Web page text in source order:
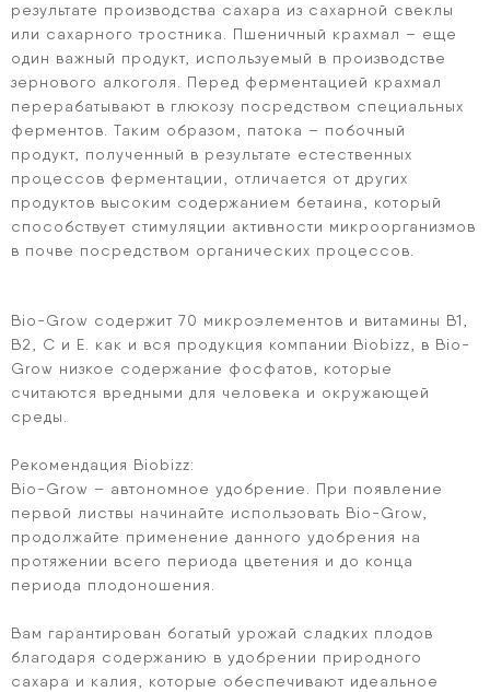
результате производства сахара из сахарной свеклы
или сахарного тростника. Пшеничный крахмал – еще
один важный продукт, используемый в производстве
зернового алкоголя. Перед ферментацией крахмал
перерабатывают в глюкозу посредством специальных
ферментов. Таким образом, патока – побочный
продукт, полученный в результате естественных
процессов ферментации, отличается от других
продуктов высоким содержанием бетаина, который
способствует стимуляции активности микроорганизмов
в почве посредством органических процессов.
Bio-Grow содержит 70 микроэлементов и витамины В1,
В2, С и Е. как и вся продукция компании Biobizz, в Bio-
Grow низкое содержание фосфатов, которые
считаются вредными для человека и окружающей
среды.
Рекомендация Biobizz:
Bio-Grow – автономное удобрение. При появление
первой листвы начинайте использовать Bio-Grow,
продолжайте применение данного удобрения на
протяжении всего периода цветения и до конца
периода плодоношения.
Вам гарантирован богатый урожай сладких плодов
благодаря содержанию в удобрении природного
сахара и калия, которые обеспечивают идеальное